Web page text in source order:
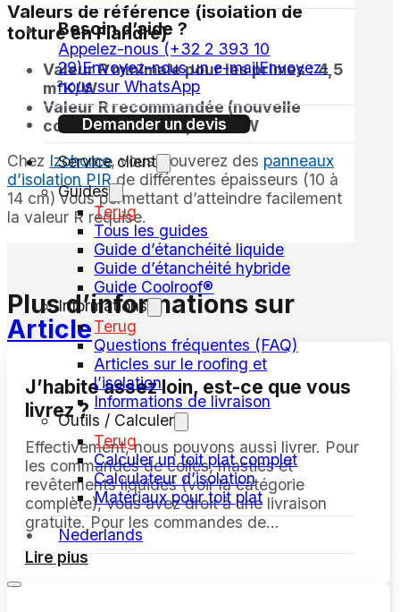
Besoin d’aide ?
Appelez-nous (+32 2 393 10
29)Envoyez-nous un e-mailEnvoyez-
nous sur WhatsApp
Demander un devis
Service client
Guides
Terug
Tous les guides
Guide d’étanchéité liquide
Guide d’étanchéité hybride
Guide Coolroof®
Informations
Terug
Questions fréquentes (FAQ)
Articles sur le roofing et
l’isolation
Informations de livraison
Outils / Calculer
Terug
Calculer un toit plat complet
Calculateur d’isolation
Matériaux pour toit plat
Nederlands
Valeurs de référence (isolation de
toiture en Flandre)
Valeur R minimale pour les primes : 4,5
m²K/W
Valeur R recommandée (nouvelle
construction) : ≥ 6,0 m²K/W
Chez Izohome, vous trouverez des panneaux
d’isolation PIRde différentes épaisseurs (10 à
14 cm) vous permettant d’atteindre facilement
la valeur R requise.
Plus d’informations sur
Article
J’habite assez loin, est-ce que vous
livrez ?
Effectivement, nous pouvons aussi livrer. Pour
les commandes de colles, mastics et
revêtements liquides (voir la catégorie
complète), vous avez droit à une livraison
gratuite. Pour les commandes de...
Lire plus